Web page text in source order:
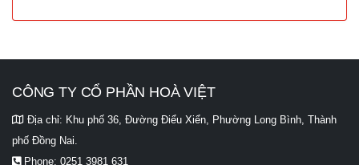
CÔNG TY CỔ PHẦN HOÀ VIỆT
Địa chỉ: Khu phố 36, Đường Điểu Xiển, Phường Long Bình, Thành
phố Đồng Nai.
Phone: 0251 3981 631